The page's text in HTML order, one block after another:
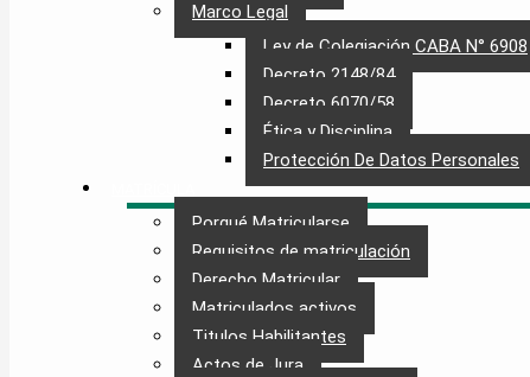
Marco Legal
Ley de Colegiación CABA N° 6908
Decreto 2148/84
Decreto 6070/58
Ética y Disciplina
Protección De Datos Personales​
Porqué Matricularse
Requisitos de matriculación
Derecho Matricular
Matriculados activos
Titulos Habilitantes
Actos de Jura